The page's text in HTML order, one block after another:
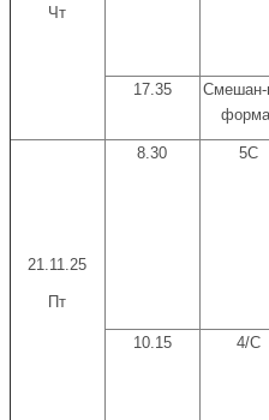
Чт
17.35
21.11.25
Пт
8.30 5С
10.15 4/С